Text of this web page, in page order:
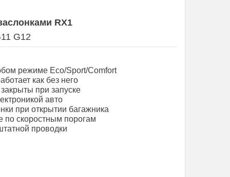
RX1
G12
режиме Eco/Sport/Comfort
как без него
при запуске
авто
при открытии багажника
по скоростным порогам
проводки